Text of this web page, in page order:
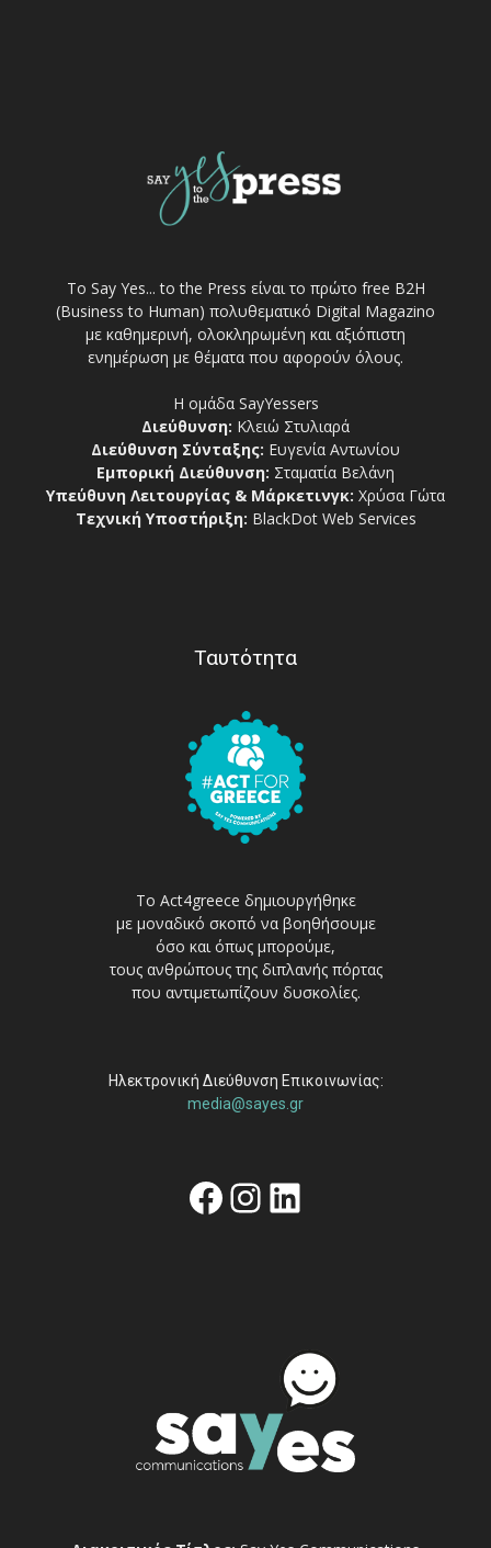
Το Say Yes... to the Press είναι το πρώτο free Β2Η
(Business to Human) πολυθεματικό Digital Magazino
με καθημερινή, ολοκληρωμένη και αξιόπιστη
ενημέρωση με θέματα που αφορούν όλους.
Η ομάδα SayYessers
Διεύθυνση: Κλειώ Στυλιαρά
Διεύθυνση Σύνταξης: Ευγενία Αντωνίου
Εμπορική Διεύθυνση: Σταματία Βελάνη
Υπεύθυνη Λειτουργίας & Μάρκετινγκ: Χρύσα Γώτα
Τεχνική Υποστήριξη: BlackDot Web Services
Ταυτότητα
Το Act4greece δημιουργήθηκε
με μοναδικό σκοπό να βοηθήσουμε
όσο και όπως μπορούμε,
τους ανθρώπους της διπλανής πόρτας
που αντιμετωπίζουν δυσκολίες.
Ηλεκτρονική Διεύθυνση Επικοινωνίας:
media@sayes.gr
Facebook
Instagram
Linkedin